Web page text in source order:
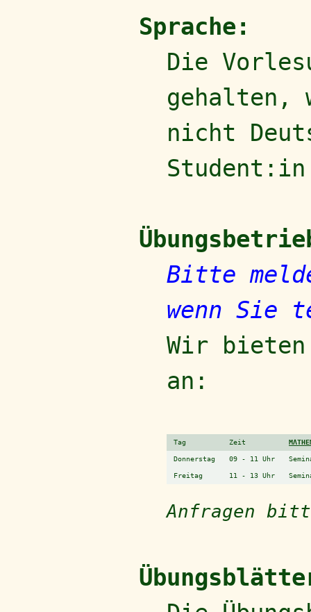
Sprache:
Die
gehalten,
nicht
Bitte
wenn Sie
Wir bieten
an:
Tag Zeit
Donnerstag 09 - 11 Uhr
Freitag 11 - 13 Uhr
Anfragen